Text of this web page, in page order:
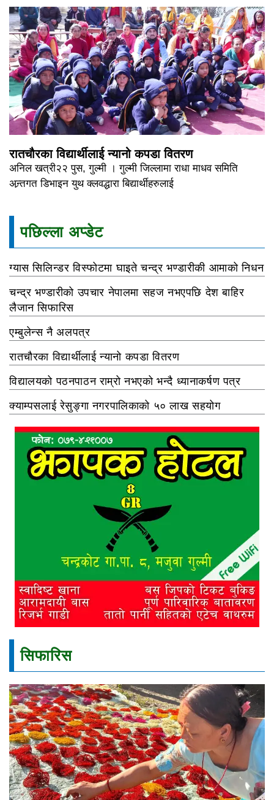
रातचौरका विद्यार्थीलाई न्यानो कपडा वितरण
अनिल खत्री२२ पुस, गुल्मी । गुल्मी जिल्लामा राधा माधव समिति
अन्र्तगत डिभाइन युथ क्लवद्धारा बिद्यार्थीहरुलाई
पछिल्ला अप्डेट
ग्यास सिलिन्डर विस्फोटमा घाइते चन्द्र भण्डारीकी आमाको निधन
चन्द्र भण्डारीको उपचार नेपालमा सहज नभएपछि देश बाहिर
लैजान सिफारिस
एम्बुलेन्स नै अलपत्र
रातचौरका विद्यार्थीलाई न्यानो कपडा वितरण
विद्यालयको पठनपाठन राम्रो नभएको भन्दै ध्यानाकर्षण पत्र
क्याम्पसलाई रेसुङ्गा नगरपालिकाको ५० लाख सहयोग
सिफारिस